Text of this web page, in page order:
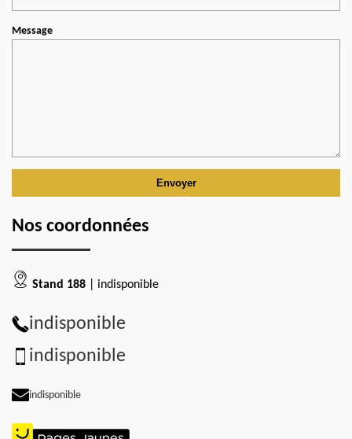
Message
Nos coordonnées
Stand 188 | indisponible
indisponible
indisponible
indisponible